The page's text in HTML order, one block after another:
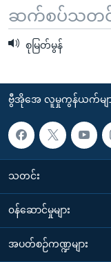
ဆက်စပ်သတင်း
စုမြတ်မွန်
ဗွီအိုအေ လူမှုကွန်ယက်မျာ
သတင်း
၀န်ဆောင်မှုများ
အပတ်စဉ်ကဏ္ဍများ